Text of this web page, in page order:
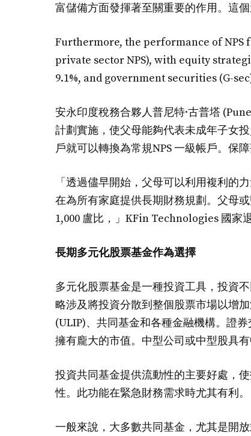
富儲備方面發揮著至關重要的作用。這
Furthermore, the performance of NPS
private sector NPS), with equity
9.1%, and government securities (G-
安永印度稅務合夥人普尼特·古普塔
計劃實施，使父母能夠代表未成年子女
戶就可以轉換為常規NPS 一級帳戶。保障
「透過儘早開始，父母可以利用複利的
在為所有家庭提供長期財務規劃。父母
1,000 盧比，」KFin Technologies 國家
長期多元化股票基金作為選擇
多元化股票基金是一種投資工具，投資
略涉及將投資分散到整個股票市場以增
(ULIP)、共同基金和各種金融機構。證
擁有龐大的市值。中型公司或中型股具
投資共同基金提供流動性的主要好處，
性。此功能在緊急財務需求時尤其有利。
一般來說，大多數共同基金，尤其是開